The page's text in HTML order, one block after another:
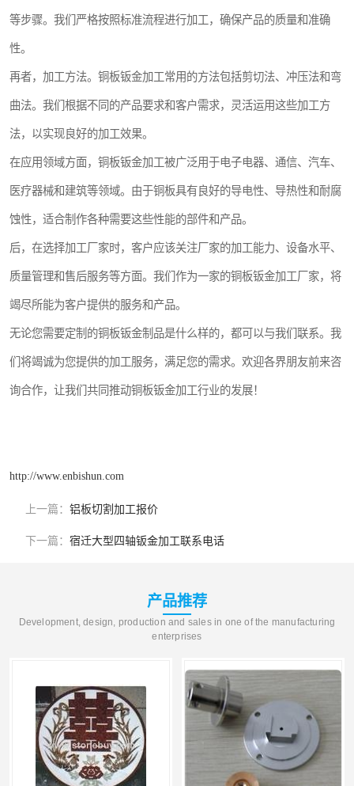
等步骤。我们严格按照标准流程进行加工，确保产品的质量和准确
性。
再者，加工方法。铜板钣金加工常用的方法包括剪切法、冲压法和弯
曲法。我们根据不同的产品要求和客户需求，灵活运用这些加工方
法，以实现良好的加工效果。
在应用领域方面，铜板钣金加工被广泛用于电子电器、通信、汽车、
医疗器械和建筑等领域。由于铜板具有良好的导电性、导热性和耐腐
蚀性，适合制作各种需要这些性能的部件和产品。
后，在选择加工厂家时，客户应该关注厂家的加工能力、设备水平、
质量管理和售后服务等方面。我们作为一家的铜板钣金加工厂家，将
竭尽所能为客户提供的服务和产品。
无论您需要定制的铜板钣金制品是什么样的，都可以与我们联系。我
们将竭诚为您提供的加工服务，满足您的需求。欢迎各界朋友前来咨
询合作，让我们共同推动铜板钣金加工行业的发展！
http://www.enbishun.com
上一篇： 铝板切割加工报价
下一篇： 宿迁大型四轴钣金加工联系电话
产品推荐
Development, design, production and sales in one of the manufacturing
enterprises